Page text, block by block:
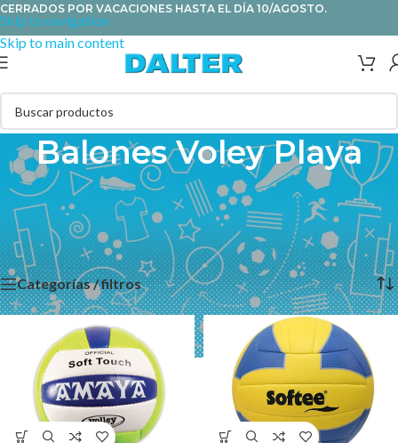
Skip to navigation
Skip to main content
CERRADOS POR VACACIONES HASTA EL DÍA 10/AGOSTO.
Balones Voley Playa
Elige tu balón de voley playa de diferentes materiales, tamaños y
marcas, disponibles también balones de iniciación para aprender
a jugar sin miedo a hacerse daño.
Categorías / filtros